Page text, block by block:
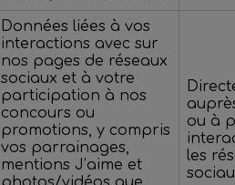
Données liées à vos
interactions avec sur
nos pages de réseaux
sociaux et à votre
participation à nos
concours ou
promotions, y compris
vos parrainages,
mentions J’aime et
ou à
les